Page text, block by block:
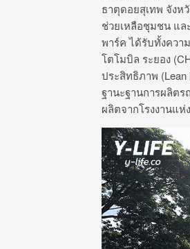
ธาตุดอยสุเทพ จังห
ช่วยเหลือชุมชน แล
พาร์ค ได้รับทั้งควา
โตโมบิล ระยอง (
ประสิทธิภาพ (
ฐานะฐานการผลิต
ผลิตจากโรงงานแห่